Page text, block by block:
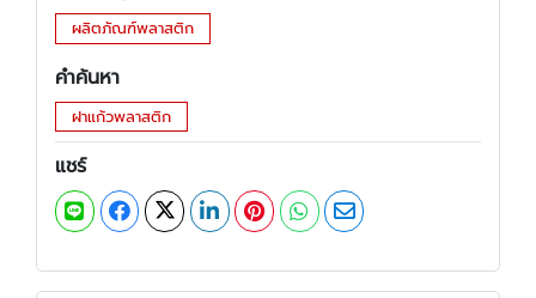
ผลิตภัณฑ์พลาสติก
คำค้นหา
ฝาแก้วพลาสติก
แชร์